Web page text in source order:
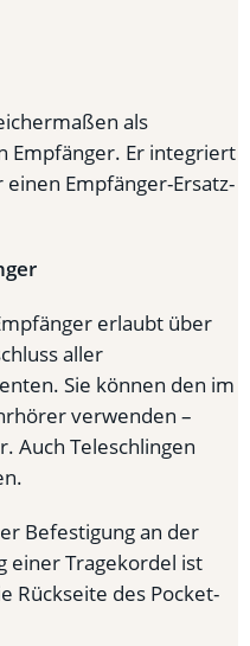
als
Empfänger. Er integriert
Empfänger-Ersatz-
erlaubt über
aller
Sie können den im
verwenden –
Auch Teleschlingen
Befestigung an der
einer Tragekordel ist
Rückseite des Pocket-